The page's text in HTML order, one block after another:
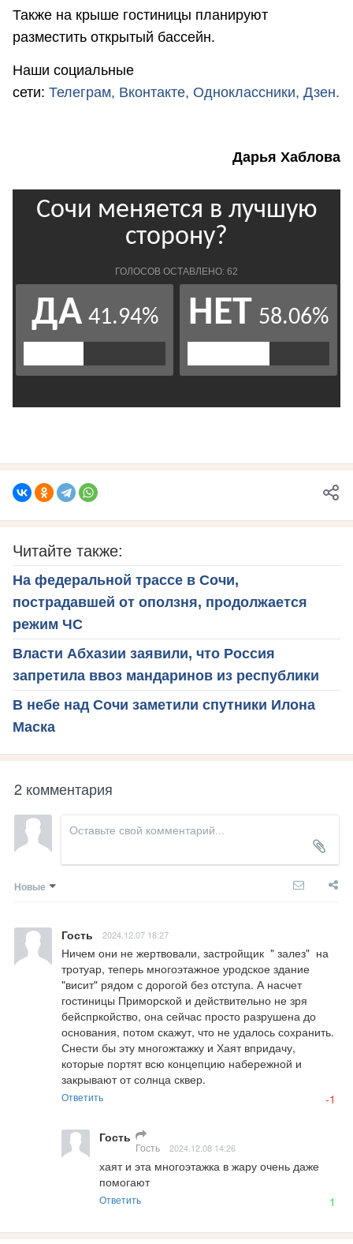
Также на крыше гостиницы планируют
разместить открытый бассейн.
Наши социальные
сети: Телеграм, Вконтакте, Одноклассники, Дзен.
Дарья Хаблова
Читайте также:
На федеральной трассе в Сочи,
пострадавшей от оползня, продолжается
режим ЧС
Власти Абхазии заявили, что Россия
запретила ввоз мандаринов из республики
В небе над Сочи заметили спутники Илона
Маска
2 комментария
Новые
Гость 2024.12.07 18:27
Ничем они не жертвовали, застройщик  " залез"  на
тротуар, теперь многоэтажное уродское здание
"висит" рядом с дорогой без отступа. А насчет
гостиницы Приморской и действительно не зря
бейспркойство, она сейчас просто разрушена до
основания, потом скажут, что не удалось сохранить.
Снести бы эту многожтажку и Хаят впридачу,
которые портят всю концепцию набережной и
закрывают от солнца сквер.
Ответить -1
Гость
Гость 2024.12.08 14:26
хаят и эта многоэтажка в жару очень даже
помогают
Ответить 1